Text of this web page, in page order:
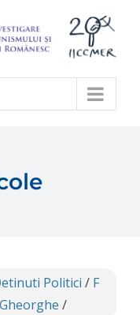
Politici / F
/